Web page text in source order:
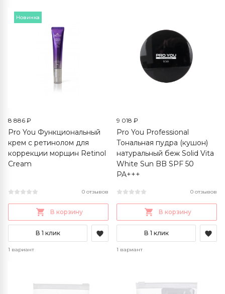
Новинка
8 886 ₽
Pro You Функциональный
крем с ретинолом для
коррекции морщин Retinol
Cream
0 отзывов
В корзину
В 1 клик
1 вариант
9 018 ₽
Pro You Professional
Тональная пудра (кушон)
натуральный беж Solid Vita
White Sun BB SPF 50
PA+++
0 отзывов
В корзину
В 1 клик
1 вариант